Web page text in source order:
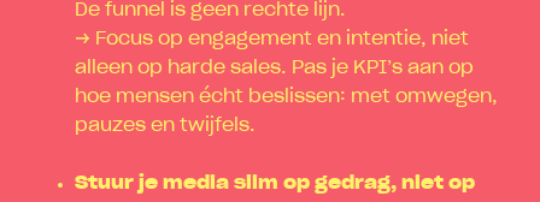
De funnel is geen rechte lijn.
→ Focus op engagement en intentie, niet
alleen op harde sales. Pas je KPI’s aan op
hoe mensen écht beslissen: met omwegen,
pauzes en twijfels.
Stuur je media slim op gedrag, niet op